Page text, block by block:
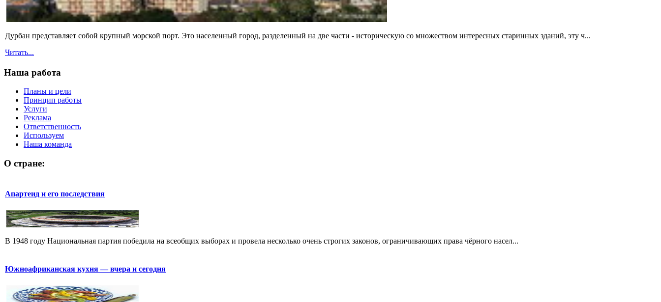
Дурбан представляет собой крупный морской порт. Это населенный город, разделенный на две части - историческую со множеством интересных старинных зданий, эту ч...
Читать...
Наша работа
Планы и цели
Принцип работы
Услуги
Реклама
Ответственность
Используем
Наша команда
О стране:
Апартеид и его последствия
В 1948 году Национальная партия победила на всеобщих выборах и провела несколько очень строгих законов, ограничивающих права чёрного насел...
Южноафриканская кухня — вчера и сегодня